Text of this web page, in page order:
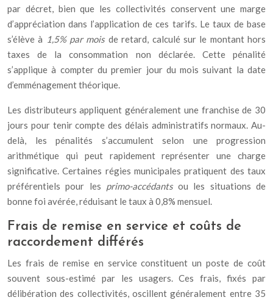
par décret, bien que les collectivités conservent une marge
d’appréciation dans l’application de ces tarifs. Le taux de base
s’élève à 1,5% par mois de retard, calculé sur le montant hors
taxes de la consommation non déclarée. Cette pénalité
s’applique à compter du premier jour du mois suivant la date
d’emménagement théorique.
Les distributeurs appliquent généralement une franchise de 30
jours pour tenir compte des délais administratifs normaux. Au-
delà, les pénalités s’accumulent selon une progression
arithmétique qui peut rapidement représenter une charge
significative. Certaines régies municipales pratiquent des taux
préférentiels pour les primo-accédantsou les situations de
bonne foi avérée, réduisant le taux à 0,8% mensuel.
Frais de remise en service et coûts de
raccordement différés
Les frais de remise en service constituent un poste de coût
souvent sous-estimé par les usagers. Ces frais, fixés par
délibération des collectivités, oscillent généralement entre 35